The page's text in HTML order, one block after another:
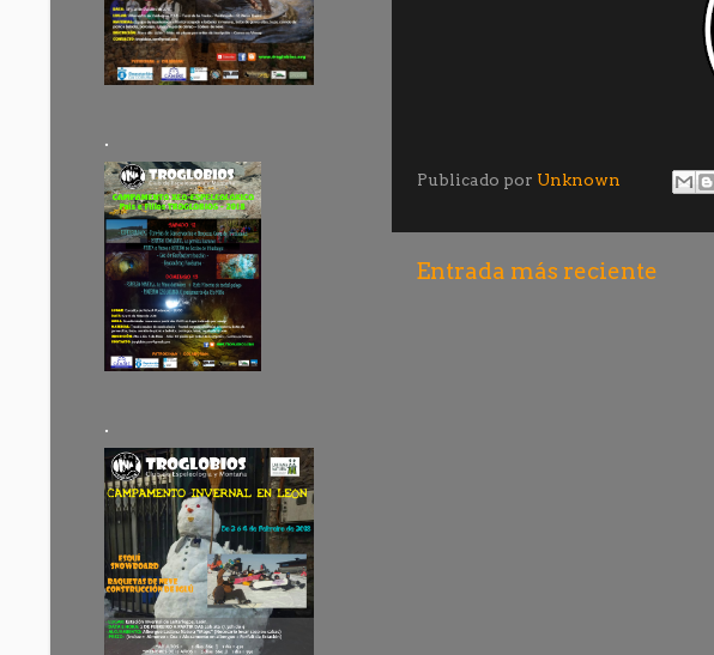
Publicado por Unknown
Entrada más reciente
.
.